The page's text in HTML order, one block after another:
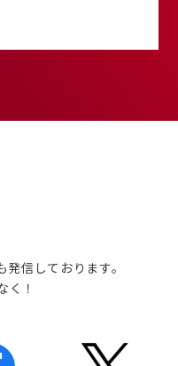
信しております。
く！